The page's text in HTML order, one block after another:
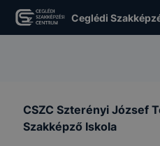
Ceglédi
CSZC Szterényi József
Szakképző Iskola